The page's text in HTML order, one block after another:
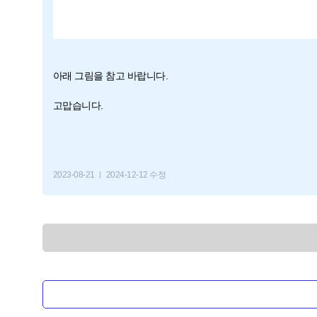
아래 그림을 참고 바랍니다.
고맙습니다.
2023-08-21 2024-12-12 수정